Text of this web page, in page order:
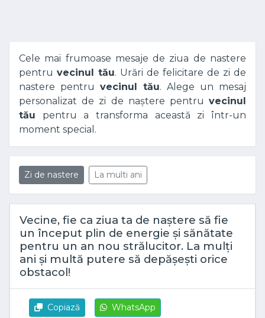
Cele mai frumoase mesaje de ziua de nastere
pentru vecinul tău. Urări de felicitare de zi de
nastere pentru vecinul tău. Alege un mesaj
personalizat de zi de naștere pentru vecinul
tău pentru a transforma această zi într-un
moment special.
Zi de nastere La multi ani
Vecine, fie ca ziua ta de naștere să fie
un început plin de energie și sănătate
pentru un an nou strălucitor. La mulți
ani și multă putere să depășești orice
obstacol!
Copiază WhatsApp